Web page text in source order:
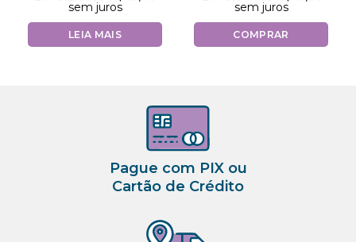
sem juros
LEIA MAIS
sem juros
COMPRAR
Pague com PIX ou
Cartão de Crédito